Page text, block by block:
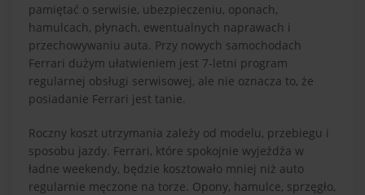
pamiętać o serwisie, ubezpieczeniu, oponach,
hamulcach, płynach, ewentualnych naprawach i
przechowywaniu auta. Przy nowych samochodach
Ferrari dużym ułatwieniem jest 7-letni program
regularnej obsługi serwisowej, ale nie oznacza to, że
posiadanie Ferrari jest tanie.
Roczny koszt utrzymania zależy od modelu, przebiegu i
sposobu jazdy. Ferrari, które spokojnie wyjeżdża w
ładne weekendy, będzie kosztowało mniej niż auto
regularnie męczone na torze. Opony, hamulce, sprzęgło,